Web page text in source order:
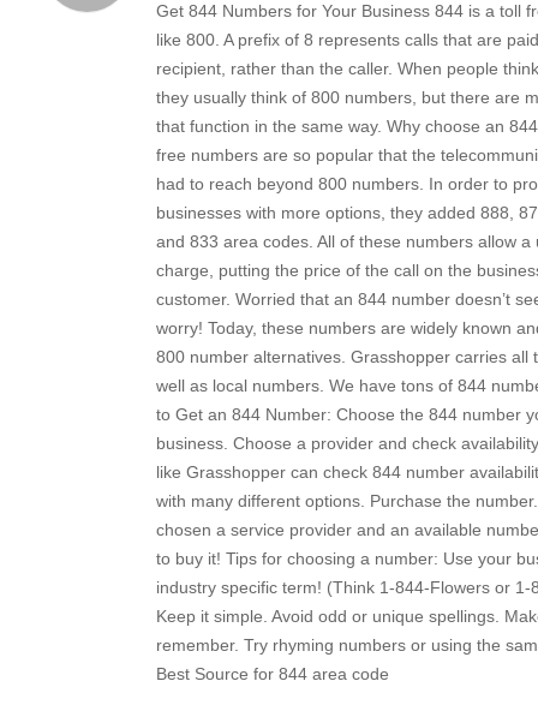
Get 844 Numbers for Your Business 844 is a toll
like 800. A prefix of 8 represents calls that are
recipient, rather than the caller. When people
they usually think of 800 numbers, but there are
that function in the same way. Why choose an
free numbers are so popular that the
had to reach beyond 800 numbers. In order to
businesses with more options, they added 888,
and 833 area codes. All of these numbers allow a
charge, putting the price of the call on the
customer. Worried that an 844 number doesn’t
worry! Today, these numbers are widely known
800 number alternatives. Grasshopper carries all
well as local numbers. We have tons of 844
to Get an 844 Number: Choose the 844 number
business. Choose a provider and check
like Grasshopper can check 844 number
with many different options. Purchase the
chosen a service provider and an available
to buy it! Tips for choosing a number: Use your
industry specific term! (Think 1-844-Flowers or 1-
Keep it simple. Avoid odd or unique spellings.
remember. Try rhyming numbers or using the
Best Source for 844 area code